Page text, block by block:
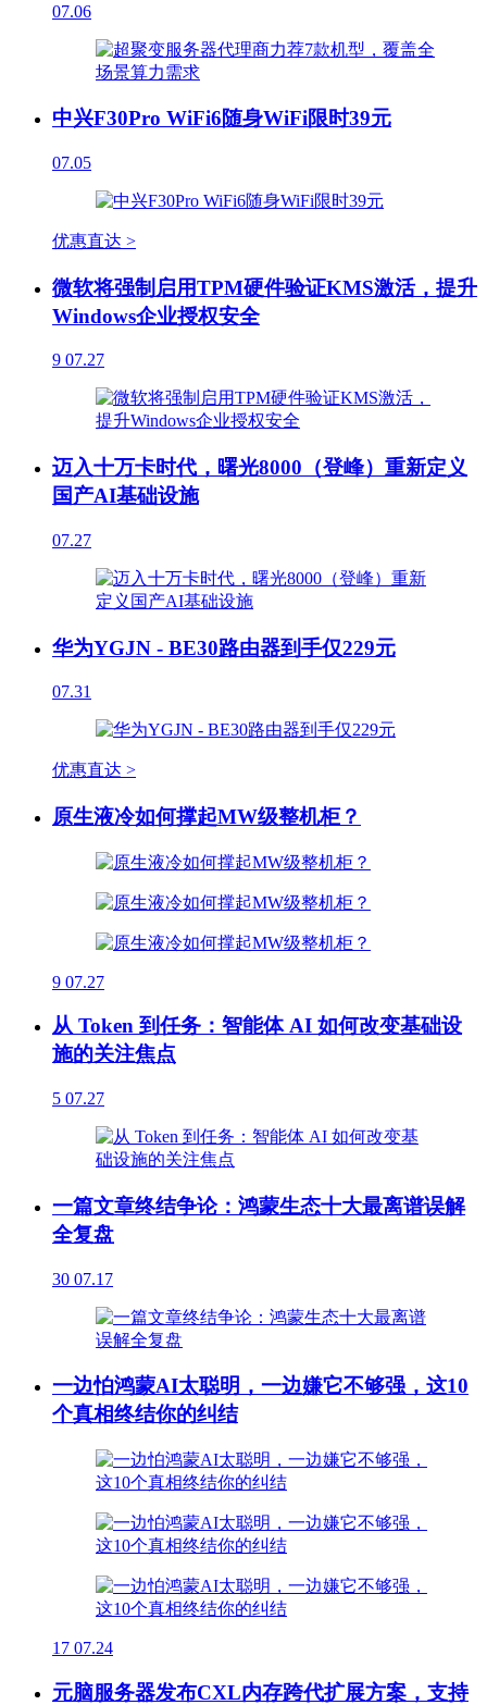
07.06
中兴F30Pro WiFi6随身WiFi限时39元
07.05
优惠直达 >
微软将强制启用TPM硬件验证KMS激活，提升
Windows企业授权安全
9 07.27
迈入十万卡时代，曙光8000（登峰）重新定义
国产AI基础设施
07.27
华为YGJN - BE30路由器到手仅229元
07.31
优惠直达 >
原生液冷如何撑起MW级整机柜？
9 07.27
从 Token 到任务：智能体 AI 如何改变基础设
施的关注焦点
5 07.27
一篇文章终结争论：鸿蒙生态十大最离谱误解
全复盘
30 07.17
一边怕鸿蒙AI太聪明，一边嫌它不够强，这10
个真相终结你的纠结
17 07.24
元脑服务器发布CXL内存跨代扩展方案，支持